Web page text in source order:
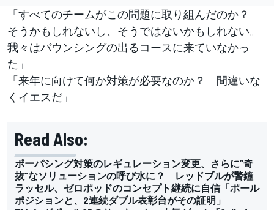
「すべてのチームがこの問題に取り組んだのか？
そうかもしれないし、そうではないかもしれない。
我々はバウンシングの出るコースに来ていなかっ
た」
「来年に向けて何か対策が必要なのか？ 間違いな
くイエスだ」
Read Also:
ポーパシング対策のレギュレーション変更、さらに”奇
抜”なソリューションの呼び水に？ レッドブルが警鐘
ラッセル、ゼロポッドのコンセプト継続に自信「ポール
ポジションと、2連続ダブル表彰台がその証明」